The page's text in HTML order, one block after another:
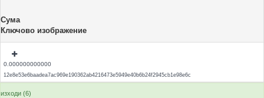
Сума
Ключово изображение
0.000000000000
12e8e53e6baadea7ac969e190362ab4216473e5949e40b6b24f2945cb1e98e6c
изходи (6)